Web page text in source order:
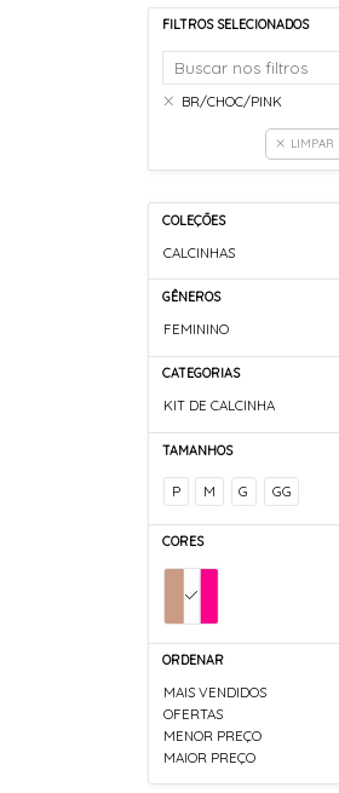
FILTROS SELECIONADOS
BR/CHOC/PINK
LIMPAR
COLEÇÕES
CALCINHAS
GÊNEROS
FEMININO
CATEGORIAS
KIT DE CALCINHA
TAMANHOS
P M G GG
CORES
ORDENAR
MAIS VENDIDOS
OFERTAS
MENOR PREÇO
MAIOR PREÇO